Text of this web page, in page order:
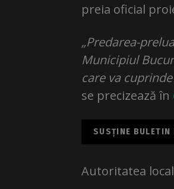
preia oficial
„Predarea-
Municipiul
care va
se precizează în
SUSȚINE BULETIN
Autoritatea